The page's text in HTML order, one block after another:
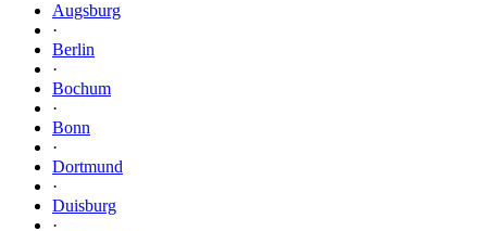
Augsburg
·
Berlin
·
Bochum
·
Bonn
·
Dortmund
·
Duisburg
·